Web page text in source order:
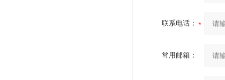
联系电话：
常用邮箱：